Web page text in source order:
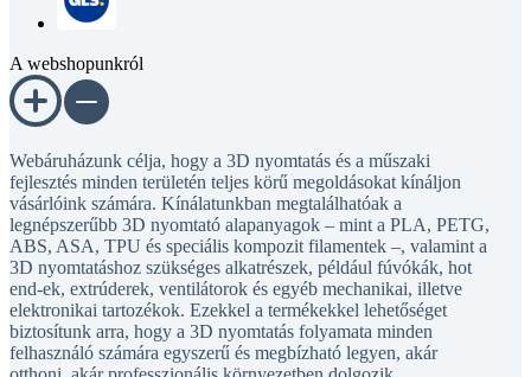
A webshopunkról
Webáruházunk célja, hogy a 3D nyomtatás és a műszaki
fejlesztés minden területén teljes körű megoldásokat kínáljon
vásárlóink számára. Kínálatunkban megtalálhatóak a
legnépszerűbb 3D nyomtató alapanyagok – mint a PLA, PETG,
ABS, ASA, TPU és speciális kompozit filamentek –, valamint a
3D nyomtatáshoz szükséges alkatrészek, például fúvókák, hot
end-ek, extrúderek, ventilátorok és egyéb mechanikai, illetve
elektronikai tartozékok. Ezekkel a termékekkel lehetőséget
biztosítunk arra, hogy a 3D nyomtatás folyamata minden
felhasználó számára egyszerű és megbízható legyen, akár